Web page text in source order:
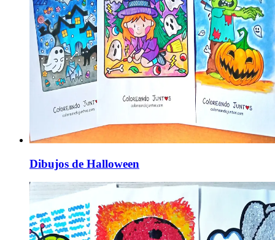
Dibujos de Halloween